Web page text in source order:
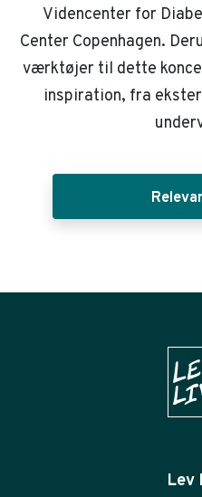
Videncenter for
Center Copenhagen.
værktøjer til dette
inspiration, fra
Lev